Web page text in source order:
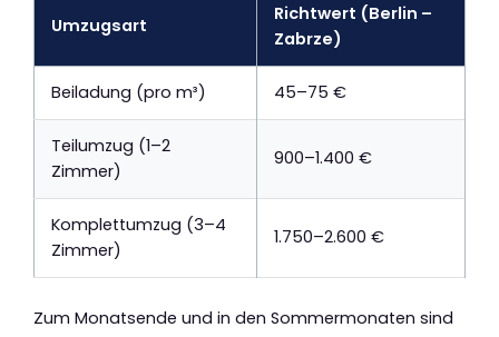
Umzugsart
Richtwert (Berlin –
Zabrze)
Beiladung (pro m³) 45–75 €
Teilumzug (1–2
Zimmer)
900–1.400 €
Komplettumzug (3–4
Zimmer)
1.750–2.600 €
Zum Monatsende und in den Sommermonaten sind